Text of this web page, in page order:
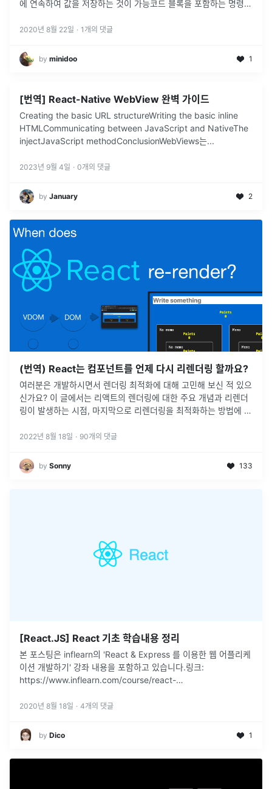
에 연속하여 값을 저장하는 것이 가능코드 블록을 포함하는 명령문
2020년 8월 22일 · 1 개의 댓글
by minidoo 1
[번역] React-Native WebView 완벽 가이드
Creating the basic URL structureWriting the basic inline
HTMLCommunicating between JavaScript and NativeThe
injectJavaScript methodConclusionWebViews는...
2023년 9월 4일 · 0개의 댓글
by January 2
(번역) React는 컴포넌트를 언제 다시 리렌더링 할까요?
여러분은 개발하시면서 렌더링 최적화에 대해 고민해 보신 적 있으
신가요? 이 글에서는 리액트의 렌더링에 대한 주요 개념과 리렌더
링이 발생하는 시점, 마지막으로 리렌더링을 최적화하는 방법에 대
2022년 8월 18일 · 90개의 댓글
by Sonny 133
[React.JS] React 기초 학습내용 정리
본 포스팅은 inflearn의 'React & Express 를 이용한 웹 어플리케
이션 개발하기' 강좌 내용을 포함하고 있습니다.링크:
https://www.inflearn.com/course/react-
2020년 8월 18일 · 4개의 댓글
by Dico 1